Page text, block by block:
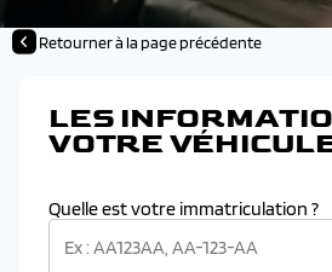
Retourner à la page précédente
LES
VOTRE
Quelle est votre immatriculation ?